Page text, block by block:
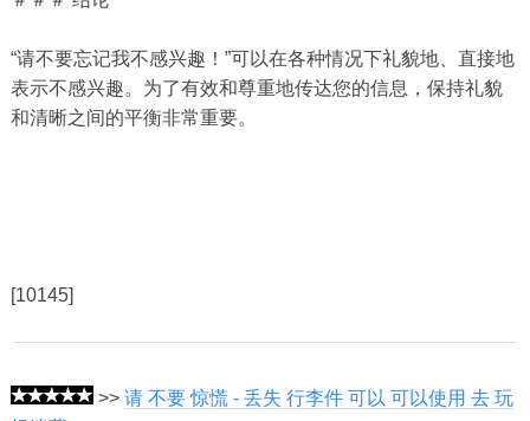
“请不要忘记我不感兴趣！”可以在各种情况下礼貌地、直接地
表示不感兴趣。为了有效和尊重地传达您的信息，保持礼貌
和清晰之间的平衡非常重要。
[10145]
>> 请 不要 惊慌 - 丢失 行李件 可以 可以使用 去 玩